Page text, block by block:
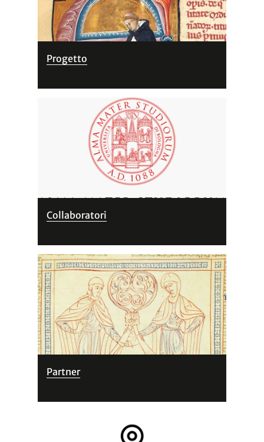
Progetto
Collaboratori
Partner